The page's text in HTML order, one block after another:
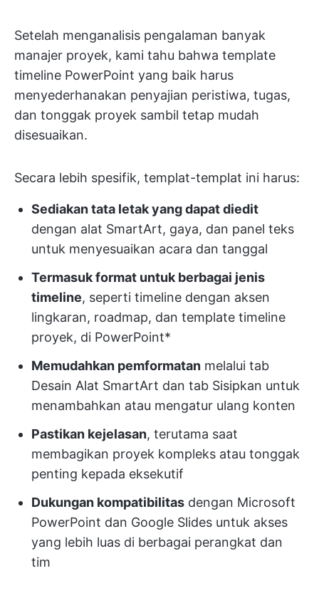
Setelah menganalisis pengalaman banyak
manajer proyek, kami tahu bahwa template
timeline PowerPoint yang baik harus
menyederhanakan penyajian peristiwa, tugas,
dan tonggak proyek sambil tetap mudah
disesuaikan.
Secara lebih spesifik, templat-templat ini harus:
Sediakan tata letak yang dapat diedit
dengan alat SmartArt, gaya, dan panel teks
untuk menyesuaikan acara dan tanggal
Termasuk format untuk berbagai jenis
timeline, seperti timeline dengan aksen
lingkaran, roadmap, dan template timeline
proyek, di PowerPoint*
Memudahkan pemformatan melalui tab
Desain Alat SmartArt dan tab Sisipkan untuk
menambahkan atau mengatur ulang konten
Pastikan kejelasan, terutama saat
membagikan proyek kompleks atau tonggak
penting kepada eksekutif
Dukungan kompatibilitas dengan Microsoft
PowerPoint dan Google Slides untuk akses
yang lebih luas di berbagai perangkat dan
tim